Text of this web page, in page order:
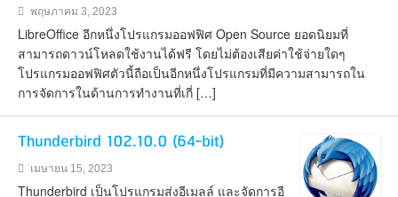
พฤษภาคม 3, 2023
LibreOffice อีกหนึ่งโปรแกรมออฟฟิศ Open Source ยอดนิยมที่
สามารถดาวน์โหลดใช้งานได้ฟรี โดยไม่ต้องเสียค่าใช้จ่ายใดๆ
โปรแกรมออฟฟิศตัวนี้ถือเป็นอีกหนึ่งโปรแกรมที่มีความสามารถใน
การจัดการในด้านการทำงานที่เกี่ […]
Thunderbird 102.10.0 (64-bit)
เมษายน 15, 2023
Thunderbird เป็นโปรแกรมส่งอีเมลล์ และจัดการอี